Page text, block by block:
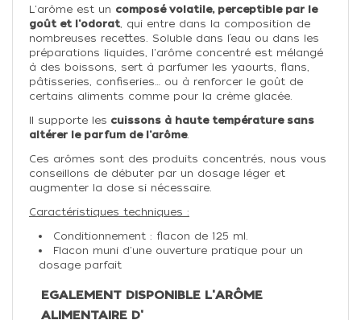
L'arôme est un composé volatile, perceptible par le
goût et l'odorat , qui entre dans la composition de
nombreuses recettes. Soluble dans l’eau ou dans les
préparations liquides, l'arôme concentré est mélangé
à des boissons, sert à parfumer les yaourts, flans,
pâtisseries, confiseries… ou à renforcer le goût de
certains aliments comme pour la crème glacée.
Il supporte les cuissons à haute température sans
altérer le parfum de l'arôme.
Ces arômes sont des produits concentrés, nous vous
conseillons de débuter par un dosage léger et
augmenter la dose si nécessaire.
Caractéristiques techniques :
Conditionnement : flacon de 125 ml.
Flacon muni d'une ouverture pratique pour un
dosage parfait
EGALEMENT DISPONIBLE L'ARÔME
ALIMENTAIRE D'